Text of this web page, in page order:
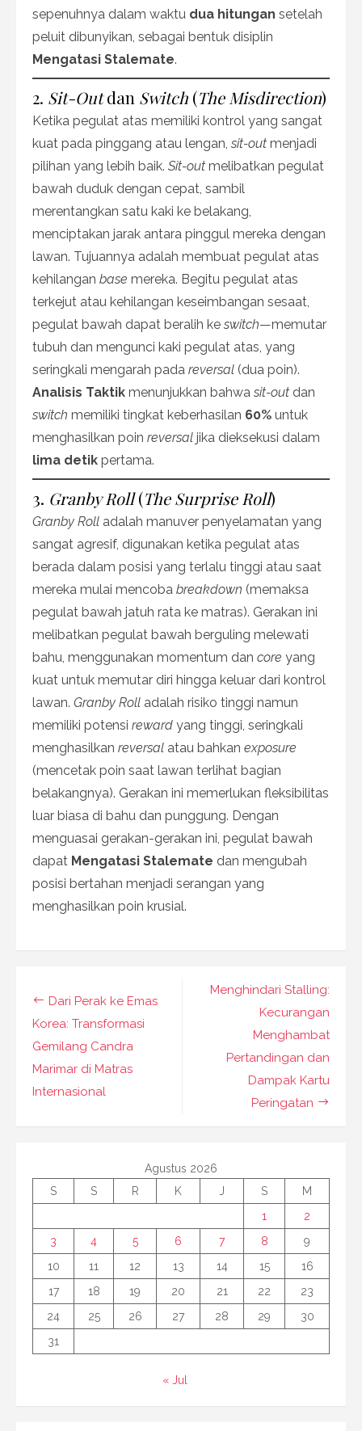
sepenuhnya dalam waktu dua hitungan setelah
peluit dibunyikan, sebagai bentuk disiplin
Mengatasi Stalemate.
2. Sit-Outdan Switch (The Misdirection)
Ketika pegulat atas memiliki kontrol yang sangat
kuat pada pinggang atau lengan, sit-out menjadi
pilihan yang lebih baik. Sit-out melibatkan pegulat
bawah duduk dengan cepat, sambil
merentangkan satu kaki ke belakang,
menciptakan jarak antara pinggul mereka dengan
lawan. Tujuannya adalah membuat pegulat atas
kehilangan base mereka. Begitu pegulat atas
terkejut atau kehilangan keseimbangan sesaat,
pegulat bawah dapat beralih ke switch—memutar
tubuh dan mengunci kaki pegulat atas, yang
seringkali mengarah pada reversal (dua poin).
Analisis Taktik menunjukkan bahwa sit-out dan
switch memiliki tingkat keberhasilan 60% untuk
menghasilkan poin reversal jika dieksekusi dalam
lima detik pertama.
3. Granby Roll(The Surprise Roll)
Granby Roll adalah manuver penyelamatan yang
sangat agresif, digunakan ketika pegulat atas
berada dalam posisi yang terlalu tinggi atau saat
mereka mulai mencoba breakdown (memaksa
pegulat bawah jatuh rata ke matras). Gerakan ini
melibatkan pegulat bawah berguling melewati
bahu, menggunakan momentum dan core yang
kuat untuk memutar diri hingga keluar dari kontrol
lawan. Granby Roll adalah risiko tinggi namun
memiliki potensi reward yang tinggi, seringkali
menghasilkan reversal atau bahkan exposure
(mencetak poin saat lawan terlihat bagian
belakangnya). Gerakan ini memerlukan fleksibilitas
luar biasa di bahu dan punggung. Dengan
menguasai gerakan-gerakan ini, pegulat bawah
dapat Mengatasi Stalemate dan mengubah
posisi bertahan menjadi serangan yang
menghasilkan poin krusial.
Navigasi
pos
Menghindari Stalling:
Kecurangan
Menghambat
Pertandingan dan
Dampak Kartu
Peringatan
Dari Perak ke Emas
Korea: Transformasi
Gemilang Candra
Marimar di Matras
Internasional
Agustus 2026
S
S R K J S
M
1
2
3
4 5 6 7 8
9
10
11 12 13 14 15
16
17
18 19 20 21 22
23
24
25 26 27 28 29
30
31
« Jul